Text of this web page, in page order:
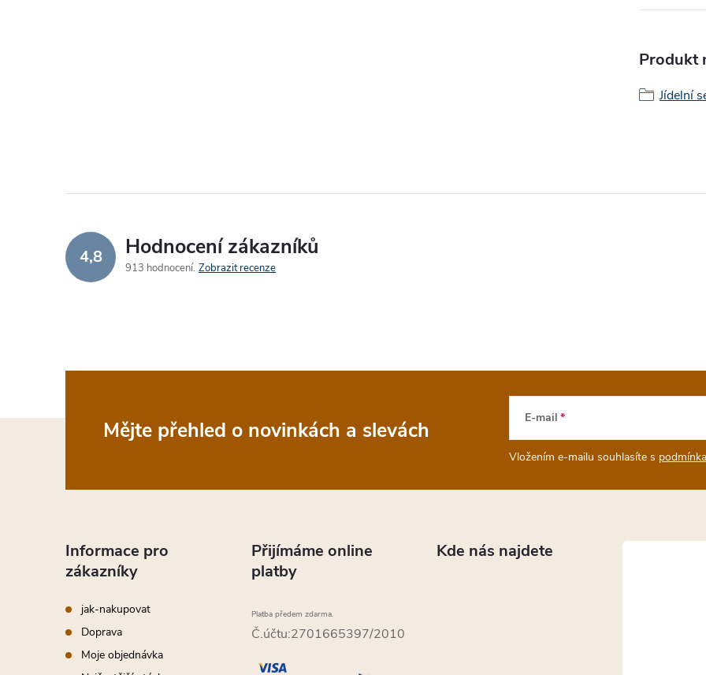
Produkt
Jídelní
4,8 Hodnocení zákazníků
913 hodnocení Zobrazit recenze
Mějte přehled o novinkách a slevách E-mail
Vložením e-mailu souhlasíte s
Informace pro
zákazníky
jak-nakupovat
Doprava
Moje objednávka
Přijímáme online
platby
Platba předem zdarma.
Č.účtu:2701665397/2010
Kde nás najdete